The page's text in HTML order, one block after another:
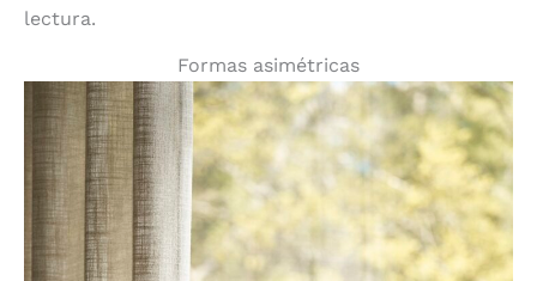
lectura.
Formas asimétricas